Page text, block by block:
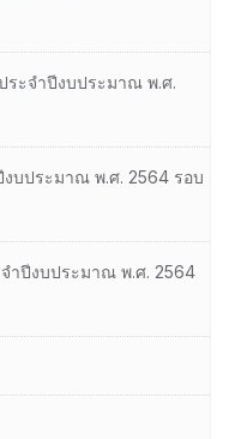
ระจำปีงบประมาณ พ.ศ.
งบประมาณ พ.ศ. 2564 รอบ
ำปีงบประมาณ พ.ศ. 2564